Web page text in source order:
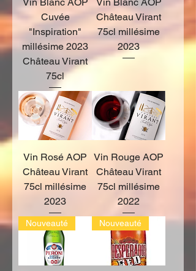
Cuvée
"Inspiration"
millésime 2023
Château Virant
75cl
Château Virant
75cl millésime
2023
Vin Rosé AOP
Château Virant
75cl millésime
2023
Vin Rouge AOP
Château Virant
75cl millésime
2022
Nouveauté Nouveauté